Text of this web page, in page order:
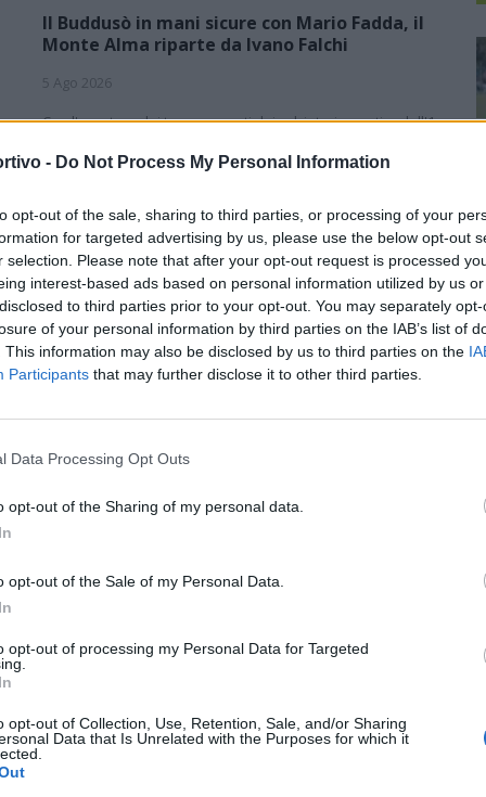
- Do Not Process My Personal Information
opt-out of the sale, sharing to third parties, or processing of your
for targeted advertising by us, please use the below opt-out
selection. Please note that after your opt-out request is processed
interest-based ads based on personal information utilized by us
to third parties prior to your opt-out. You may separately
of your personal information by third parties on the IAB’s list of
This information may also be disclosed by us to third parties on the
Participants that may further disclose it to other third parties.
Data Processing Opt Outs
opt-out of the Sharing of my personal data.
opt-out of the Sale of my Personal Data.
opt-out of processing my Personal Data for Targeted
opt-out of Collection, Use, Retention, Sale, and/or Sharing
Data that Is Unrelated with the Purposes for which it
Il Buddusò in mani sicure con Mario Fadda, il
Monte Alma riparte da Ivano Falchi
5 Ago 2026
Con l'apertura dei tesseramenti dei calciatori a partire dall'1
squadre di Promozione girone B arrivano anche le chiusure
Colpo dell'Uta con Pisano e arriva
anche Serra, tripletta Cus Cagliari
con Piroddi, Angiargia e Nenna
5 Ago 2026
L'Atletico Cagliari di Saba prende
Sanna, Simoni e mantiene lo zoccolo
duro
4 Ago 2026
La matricola Macomer prende il
Mancusi